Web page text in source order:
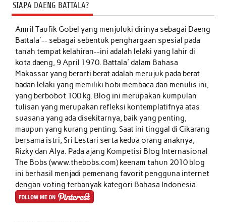
SIAPA DAENG BATTALA?
Amril Taufik Gobelyang menjuluki dirinya sebagai Daeng
Battala'-- sebagai sebentuk penghargaan spesial pada
tanah tempat kelahiran--ini adalah lelaki yang lahir di
kota daeng, 9 April 1970. Battala' dalam Bahasa
Makassar yang berarti berat adalah merujuk pada berat
badan lelaki yang memiliki hobi membaca dan menulis ini,
yang berbobot 100 kg. Blog ini merupakan kumpulan
tulisan yang merupakan refleksi kontemplatifnya atas
suasana yang ada disekitarnya, baik yang penting,
maupun yang kurang penting. Saat ini tinggal di Cikarang
bersama istri, Sri Lestari serta kedua orang anaknya,
Rizky dan Alya. Pada ajang Kompetisi Blog Internasional
The Bobs (www.thebobs.com) keenam tahun 2010 blog
ini berhasil menjadi pemenang favorit pengguna internet
dengan voting terbanyak kategori Bahasa Indonesia.